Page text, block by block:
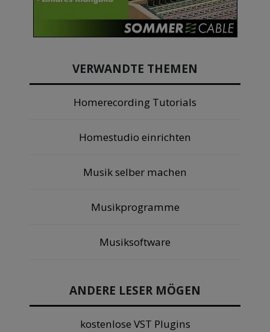
VERWANDTE THEMEN
Homerecording Tutorials
Homestudio einrichten
Musik selber machen
Musikprogramme
Musiksoftware
ANDERE LESER MÖGEN
kostenlose VST Plugins